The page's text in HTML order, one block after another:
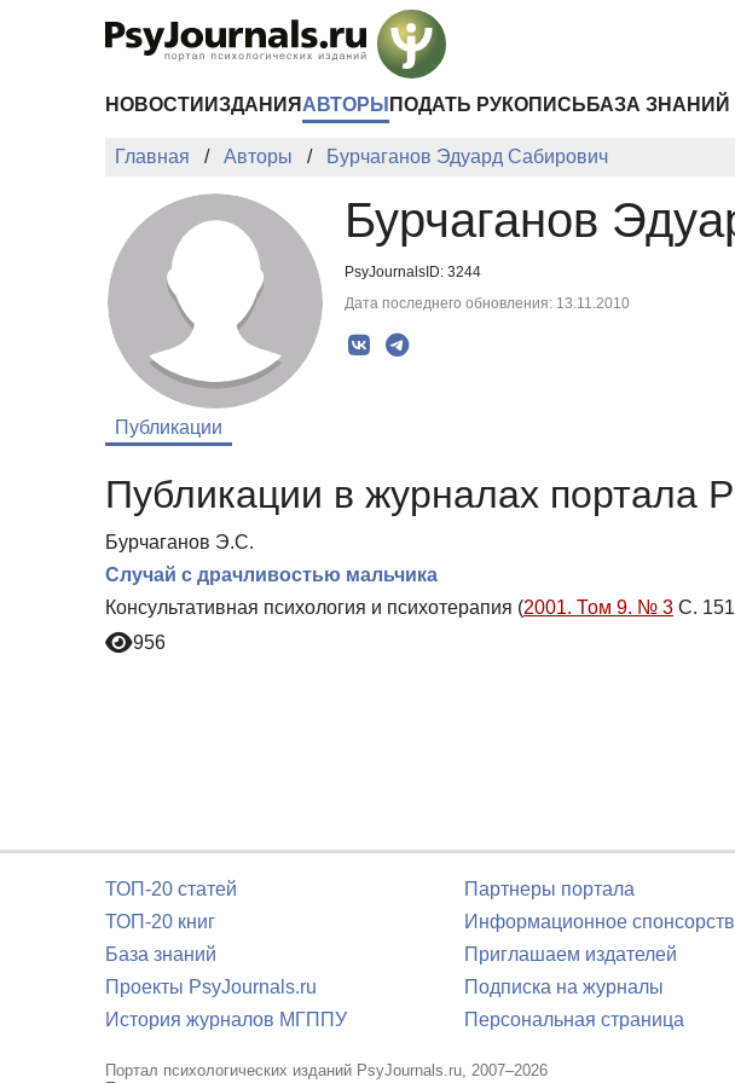
НОВОСТИ ИЗДАНИЯ АВТОРЫ ПОДАТЬ РУКОПИСЬ БАЗА ЗНАНИЙ
Главная Авторы Бурчаганов Эдуард Сабирович
Бурчаганов
PsyJournalsID: 3244
Дата последнего обновления: 13.11.2010
Публикации
Публикации в журналах портала
Бурчаганов Э.С.
Случай с драчливостью мальчика
Консультативная психология и психотерапия (2001. Том 9. № 3 С.
956
ТОП-20 статей
ТОП-20 книг
База знаний
Проекты PsyJournals.ru
История журналов МГППУ
Партнеры портала
Информационное
Приглашаем издателей
Подписка на журналы
Персональная страница
Портал психологических изданий PsyJournals.ru, 2007–2026